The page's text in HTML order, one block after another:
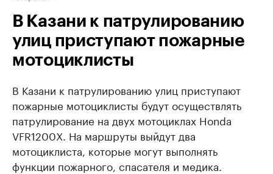
В Казани к патрулированию
улиц приступают пожарные
мотоциклисты
В Казани к патрулированию улиц приступают
пожарные мотоциклисты будут осуществлять
патрулирование на двух мотоциклах Honda
VFR1200X. На маршруты выйдут два
мотоциклиста, которые могут выполнять
функции пожарного, спасателя и медика.